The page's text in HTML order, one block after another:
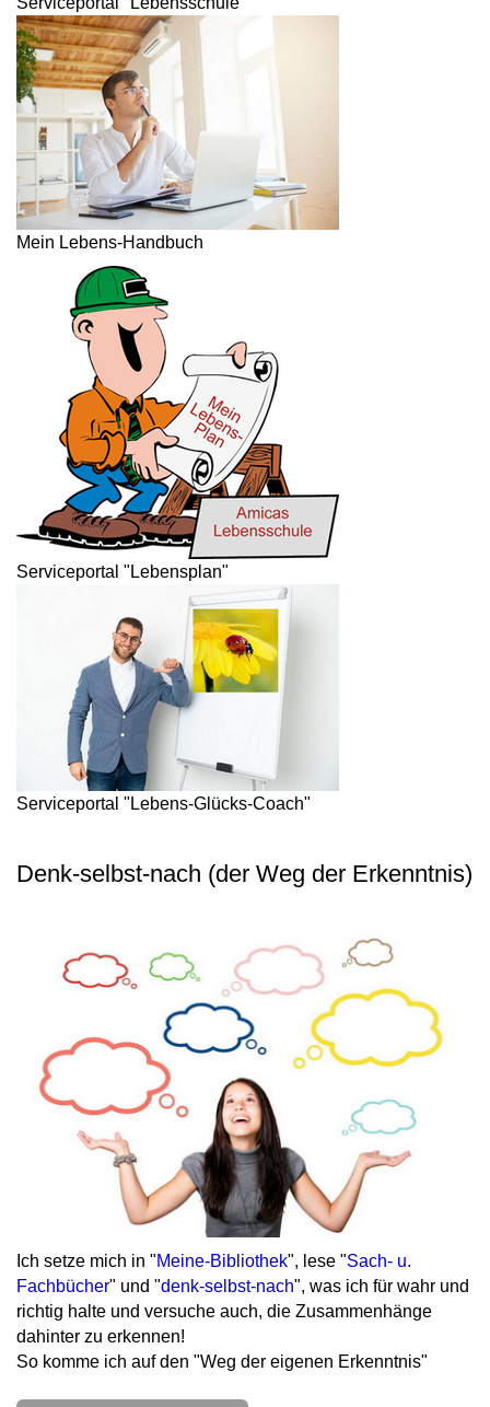
Mein Lebens-Handbuch
Serviceportal "Lebensplan"
Serviceportal "Lebens-Glücks-Coach"
Denk-selbst-nach (der Weg der Erkenntnis)
Ich setze mich in "Meine-Bibliothek", lese "Sach- u.
Fachbücher" und "denk-selbst-nach", was ich für wahr und
richtig halte und versuche auch, die Zusammenhänge
dahinter zu erkennen!
So komme ich auf den "Weg der eigenen Erkenntnis"